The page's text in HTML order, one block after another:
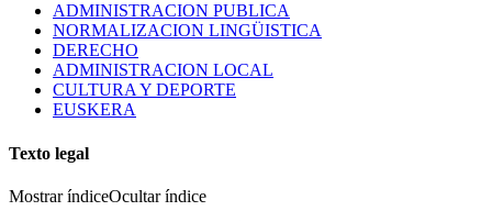
ADMINISTRACION PUBLICA
NORMALIZACION LINGÜISTICA
DERECHO
ADMINISTRACION LOCAL
CULTURA Y DEPORTE
EUSKERA
Texto legal
Mostrar índiceOcultar índice